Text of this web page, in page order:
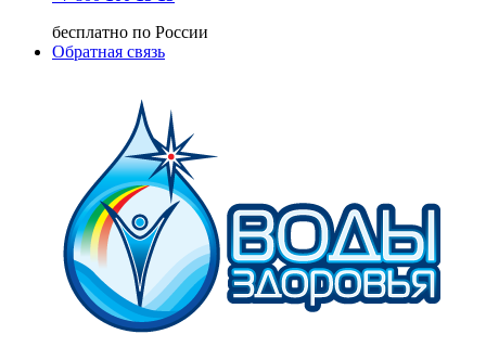
бесплатно по России
Обратная связь